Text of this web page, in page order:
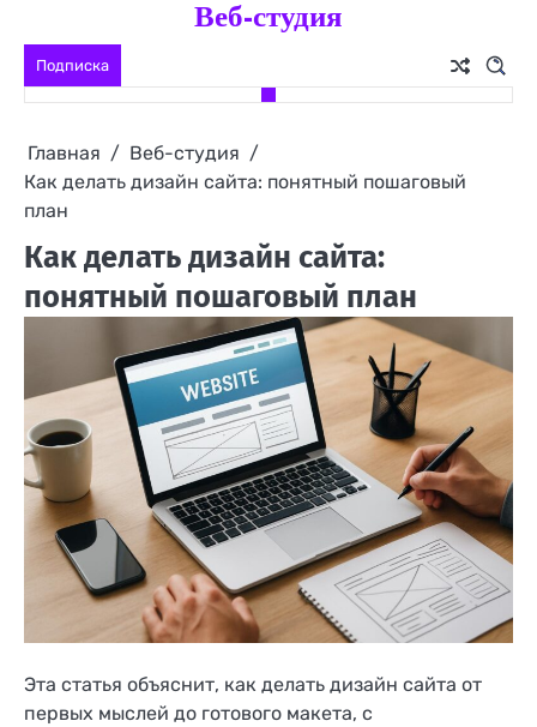
содержимому
Подписка
Веб-студия
Главная
Веб-студия
Как делать дизайн сайта: понятный пошаговый
план
Как делать дизайн сайта:
понятный пошаговый план
Эта статья объяснит, как делать дизайн сайта от
первых мыслей до готового макета, с